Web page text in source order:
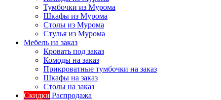
Тумбочки из Мурома
Шкафы из Мурома
Столы из Мурома
Стулья из Мурома
Мебель на заказ
Кровать под заказ
Комоды на заказ
Прикроватные тумбочки на заказ
Шкафы на заказ
Столы на заказ
Скидки Распродажа